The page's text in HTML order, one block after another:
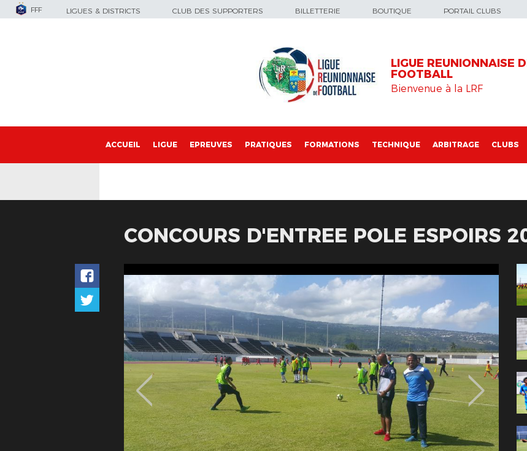
FFF LIGUES & DISTRICTS CLUB DES SUPPORTERS BILLETTERIE BOUTIQUE PORTAIL CLUBS
LIGUE REUNIONNAISE
FOOTBALL
Bienvenue à la LRF
ACCUEIL LIGUE EPREUVES PRATIQUES FORMATIONS TECHNIQUE ARBITRAGE CLUBS
CONCOURS D'ENTREE POLE ESPOIRS